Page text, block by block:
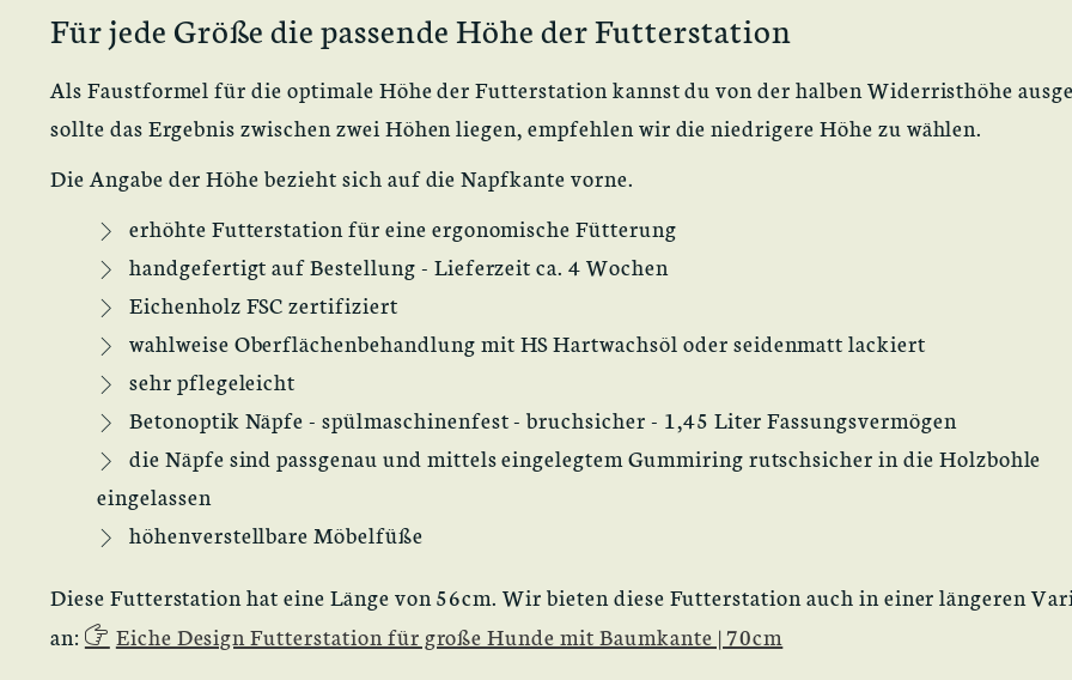
Für jede Größe die passende Höhe der Futterstation
Als Faustformel für die optimale Höhe der Futterstation kannst du von der halben Widerristhöhe
sollte das Ergebnis zwischen zwei Höhen liegen, empfehlen wir die niedrigere Höhe zu wählen.
Die Angabe der Höhe bezieht sich auf die Napfkante vorne.
erhöhte Futterstation für eine ergonomische Fütterung
handgefertigt auf Bestellung - Lieferzeit ca. 4 Wochen
Eichenholz FSC zertifiziert
wahlweise Oberflächenbehandlung mit HS Hartwachsöl oder seidenmatt lackiert
sehr pflegeleicht
Betonoptik Näpfe - spülmaschinenfest - bruchsicher - 1,45 Liter Fassungsvermögen
die Näpfe sind passgenau und mittels eingelegtem Gummiring rutschsicher in die Holzbohle
eingelassen
höhenverstellbare Möbelfüße
Diese Futterstation hat eine Länge von 56cm. Wir bieten diese Futterstation auch in einer längeren
an:
Eiche Design Futterstation für große Hunde mit Baumkante | 70cm